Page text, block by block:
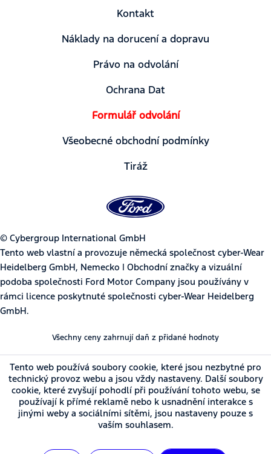
Kontakt
Náklady na dorucení a dopravu
Právo na odvolání
Ochrana Dat
Formulář odvolání
Všeobecné obchodní podmínky
Tiráž
© Cybergroup International GmbH
Tento web vlastní a provozuje německá společnost cyber-Wear
Heidelberg GmbH, Nemecko | Obchodní značky a vizuální
podoba společnosti Ford Motor Company jsou používány v
rámci licence poskytnuté společnosti cyber-Wear Heidelberg
GmbH.
Všechny ceny zahrnují daň z přidané hodnoty
Tento web používá soubory cookie, které jsou nezbytné pro
technický provoz webu a jsou vždy nastaveny. Další soubory
cookie, které zvyšují pohodlí při používání tohoto webu, se
používají k přímé reklamě nebo k usnadnění interakce s
jinými weby a sociálními sítěmi, jsou nastaveny pouze s
vaším souhlasem.